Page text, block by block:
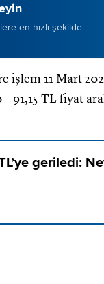
en hızlı şekilde
işlem 11 Mart
91,15 TL fiyat
geriledi: